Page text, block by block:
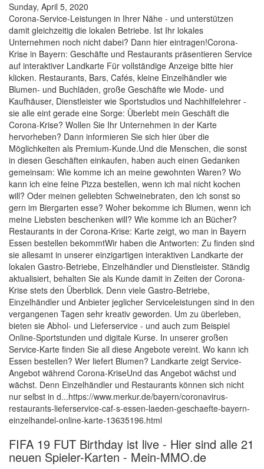
Sunday, April 5, 2020
Corona-Service-Leistungen in Ihrer Nähe - und unterstützen
damit gleichzeitig die lokalen Betriebe. Ist Ihr lokales
Unternehmen noch nicht dabei? Dann hier eintragen!Corona-
Krise in Bayern: Geschäfte und Restaurants präsentieren Service
auf interaktiver Landkarte Für vollständige Anzeige bitte hier
klicken. Restaurants, Bars, Cafés, kleine Einzelhändler wie
Blumen- und Buchläden, große Geschäfte wie Mode- und
Kaufhäuser, Dienstleister wie Sportstudios und Nachhilfelehrer -
sie alle eint gerade eine Sorge: Überlebt mein Geschäft die
Corona-Krise? Wollen Sie Ihr Unternehmen in der Karte
hervorheben? Dann informieren Sie sich hier über die
Möglichkeiten als Premium-Kunde.Und die Menschen, die sonst
in diesen Geschäften einkaufen, haben auch einen Gedanken
gemeinsam: Wie komme ich an meine gewohnten Waren? Wo
kann ich eine feine Pizza bestellen, wenn ich mal nicht kochen
will? Oder meinen geliebten Schweinebraten, den ich sonst so
gern im Biergarten esse? Woher bekomme ich Blumen, wenn ich
meine Liebsten beschenken will? Wie komme ich an Bücher?
Restaurants in der Corona-Krise: Karte zeigt, wo man in Bayern
Essen bestellen bekommtWir haben die Antworten: Zu finden sind
sie allesamt in unserer einzigartigen interaktiven Landkarte der
lokalen Gastro-Betriebe, Einzelhändler und Dienstleister. Ständig
aktualisiert, behalten Sie als Kunde damit in Zeiten der Corona-
Krise stets den Überblick. Denn viele Gastro-Betriebe,
Einzelhändler und Anbieter jeglicher Serviceleistungen sind in den
vergangenen Tagen sehr kreativ geworden. Um zu überleben,
bieten sie Abhol- und Lieferservice - und auch zum Beispiel
Online-Sportstunden und digitale Kurse. In unserer großen
Service-Karte finden Sie all diese Angebote vereint. Wo kann ich
Essen bestellen? Wer liefert Blumen? Landkarte zeigt Service-
Angebot während Corona-KriseUnd das Angebot wächst und
wächst. Denn Einzelhändler und Restaurants können sich nicht
nur selbst in d...https://www.merkur.de/bayern/coronavirus-
restaurants-lieferservice-caf-s-essen-laeden-geschaefte-bayern-
einzelhandel-online-karte-13635196.html
FIFA 19 FUT Birthday ist live - Hier sind alle 21
neuen Spieler-Karten - Mein-MMO.de